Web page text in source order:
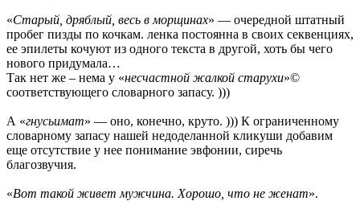
«Старый, дряблый, весь в морщинах» — очередной штатный
пробег пизды по кочкам. ленка постоянна в своих секвенциях,
ее эпилеты кочуют из одного текста в другой, хоть бы чего
нового придумала…
Так нет же – нема у «несчастной жалкой старухи»©
соответствующего словарного запасу. )))
А «гнусьимат» — оно, конечно, круто. ))) К ограниченному
словарному запасу нашей недоделанной кликуши добавим
еще отсутствие у нее понимание эвфонии, сиречь
благозвучия.
«Вот такой живет мужчина. Хорошо, что не женат».